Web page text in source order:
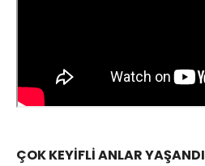
ÇOK KEYİFLİ ANLAR YAŞANDI